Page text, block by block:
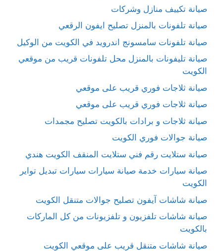
صيانة تكييف منازل وشركات
صيانة تلفونات بالمنزل تصليح ايفون الرقعي
صيانة تلفونات سامسونج اندرويد في الكويت من الوكيل
صيانة تليفونات بالمنزل محل تلفونات قريب من موقعي
الكويت
صيانة ثلاجات فوري قريب على موقعي
صيانة ثلاجات فوري قريب على موقعي
صيانة ثلاجات و برادات بالكويت تصليح مجمدات
صيانة جوالات فوري الكويت
صيانة ستلايت رقم فني ستلايت المنقف الكويت هندي
صيانة سيارات خدمة صيانة سيارات سيارات تبديل تواير
الكويت
صيانة شاشات آيفون تصليح جوالات متنقل الكويت
صيانة شاشات تلفزيون و تلفزيونات من كل الماركات
بالكويت
صيانة شاشات متنقل قريب على موقعي الكويت